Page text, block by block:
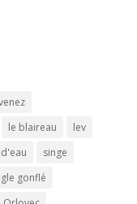
le blaireau
lev
singe
gonflé